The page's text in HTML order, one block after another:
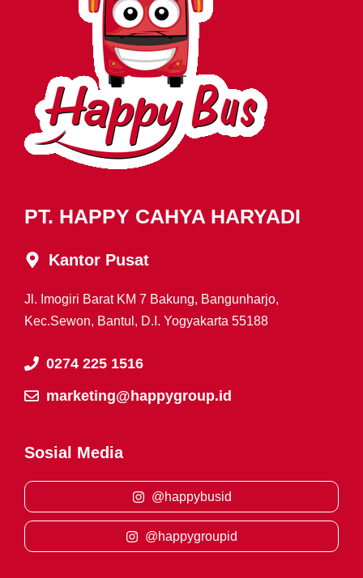
PT. HAPPY CAHYA HARYADI
Kantor Pusat
Jl. Imogiri Barat KM 7 Bakung, Bangunharjo,
Kec.Sewon, Bantul, D.I. Yogyakarta 55188
0274 225 1516
marketing@happygroup.id
Sosial Media
@happybusid
@happygroupid